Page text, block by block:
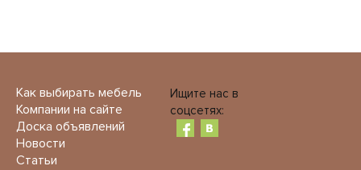
Как выбирать мебель
Компании на сайте
Доска объявлений
Новости
Статьи
Ищите нас в
соцсетях: